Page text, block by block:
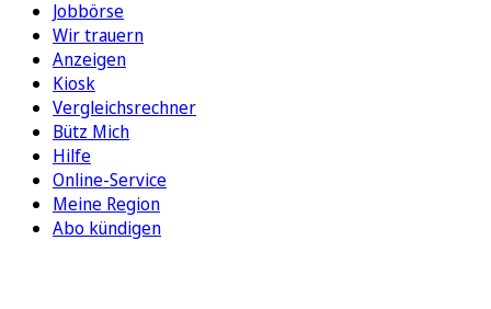
Jobbörse
Wir trauern
Anzeigen
Kiosk
Vergleichsrechner
Bütz Mich
Hilfe
Online-Service
Meine Region
Abo kündigen